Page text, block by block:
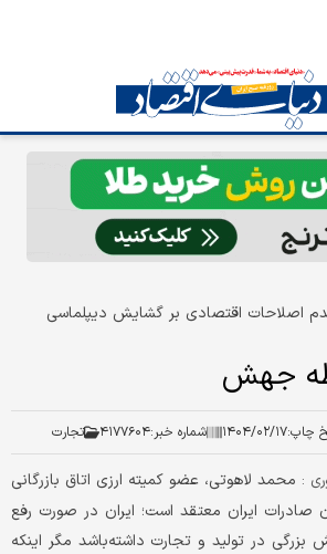
اصلاحات اقتصادی بر گشایش دیپلماسی
چاپ:۱۴۰۴/۰۲/۱۷ شماره خبر:۴۱۷۷۶۰۴ تجارت
: محمد لاهوتی، عضو کمیته ارزی اتاق بازرگانی
صادرات ایران معتقد است؛ ایران در صورت رفع
در تولید و تجارت داشته‌باشد مگر اینکه